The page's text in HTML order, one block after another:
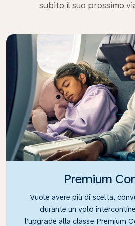
subito il suo prossimo
Premium
Vuole avere più di scelta,
durante un volo
l’upgrade alla classe Premium